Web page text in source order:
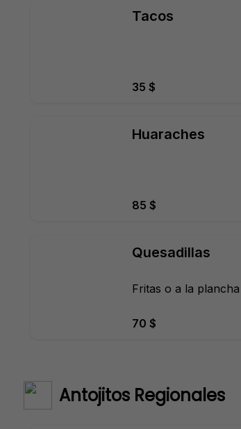
Tacos
35 $
Huaraches
85 $
Quesadillas
Fritas o a la plancha
70 $
Antojitos Regionales